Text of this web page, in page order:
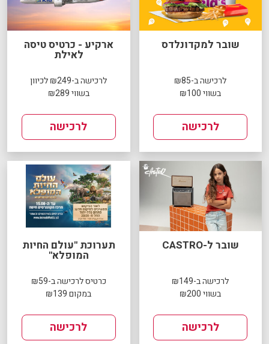
שובר למקדונלדס
לרכישה ב-₪85
בשווי ₪100
לרכישה
ארקיע - כרטיס טיסה
לאילת
לרכישה ב-₪249 לכיוון
בשווי ₪289
לרכישה
שובר ל-CASTRO
לרכישה ב-₪149
בשווי ₪200
לרכישה
תערוכת "עולם החיות
המופלא"
כרטיס לרכישה ב-₪59
במקום ₪139
לרכישה